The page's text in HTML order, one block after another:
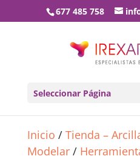
677 485 758
Seleccionar Página
Inicio / Tienda –
Modelar/